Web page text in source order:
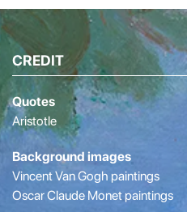
CREDIT
Quotes
Aristotle
Background images
Vincent Van Gogh paintings
Oscar Claude Monet paintings